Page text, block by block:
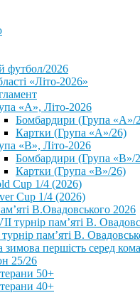
футбол/2026
«Літо-2026»
«А», Літо-2026
Бомбардири (Група «А»/
Картки (Група «А»/26)
«В», Літо-2026
Бомбардири (Група «В»/
Картки (Група «В»/26)
Cup 1/4 (2026)
Cup 1/4 (2026)
В.Овадовського 2026
турнір пам’яті В.
пам’яті В.
зимова першість серед
25/26
50+
40+